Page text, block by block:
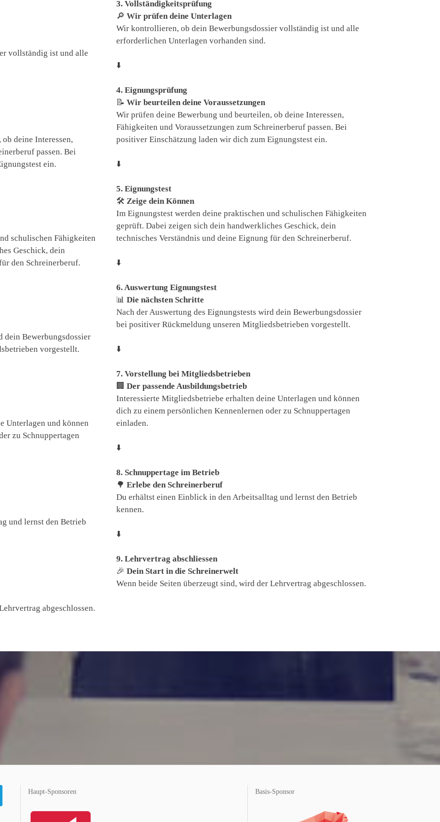
vollständig ist und alle
deine Interessen,
passen. Bei
ein.
schulischen Fähigkeiten
Geschick, dein
den Schreinerberuf.
dein Bewerbungsdossier
vorgestellt.
Unterlagen und können
zu Schnuppertagen
und lernst den Betrieb
abgeschlossen.
3. Vollständigkeitsprüfung
🔎 Wir prüfen deine Unterlagen
Wir kontrollieren, ob dein Bewerbungsdossier vollständig ist und alle
erforderlichen Unterlagen vorhanden sind.
⬇️
4. Eignungsprüfung
📝 Wir beurteilen deine Voraussetzungen
Wir prüfen deine Bewerbung und beurteilen, ob deine Interessen,
Fähigkeiten und Voraussetzungen zum Schreinerberuf passen. Bei
positiver Einschätzung laden wir dich zum Eignungstest ein.
⬇️
5. Eignungstest
🛠️ Zeige dein Können
Im Eignungstest werden deine praktischen und schulischen Fähigkeiten
geprüft. Dabei zeigen sich dein handwerkliches Geschick, dein
technisches Verständnis und deine Eignung für den Schreinerberuf.
⬇️
6. Auswertung Eignungstest
📊 Die nächsten Schritte
Nach der Auswertung des Eignungstests wird dein Bewerbungsdossier
bei positiver Rückmeldung unseren Mitgliedsbetrieben vorgestellt.
⬇️
7. Vorstellung bei Mitgliedsbetrieben
🏢 Der passende Ausbildungsbetrieb
Interessierte Mitgliedsbetriebe erhalten deine Unterlagen und können
dich zu einem persönlichen Kennenlernen oder zu Schnuppertagen
einladen.
⬇️
8. Schnuppertage im Betrieb
🌳 Erlebe den Schreinerberuf
Du erhältst einen Einblick in den Arbeitsalltag und lernst den Betrieb
kennen.
⬇️
9. Lehrvertrag abschliessen
🎉 Dein Start in die Schreinerwelt
Wenn beide Seiten überzeugt sind, wird der Lehrvertrag abgeschlossen.
Haupt-Sponsoren Basis-Sponsor